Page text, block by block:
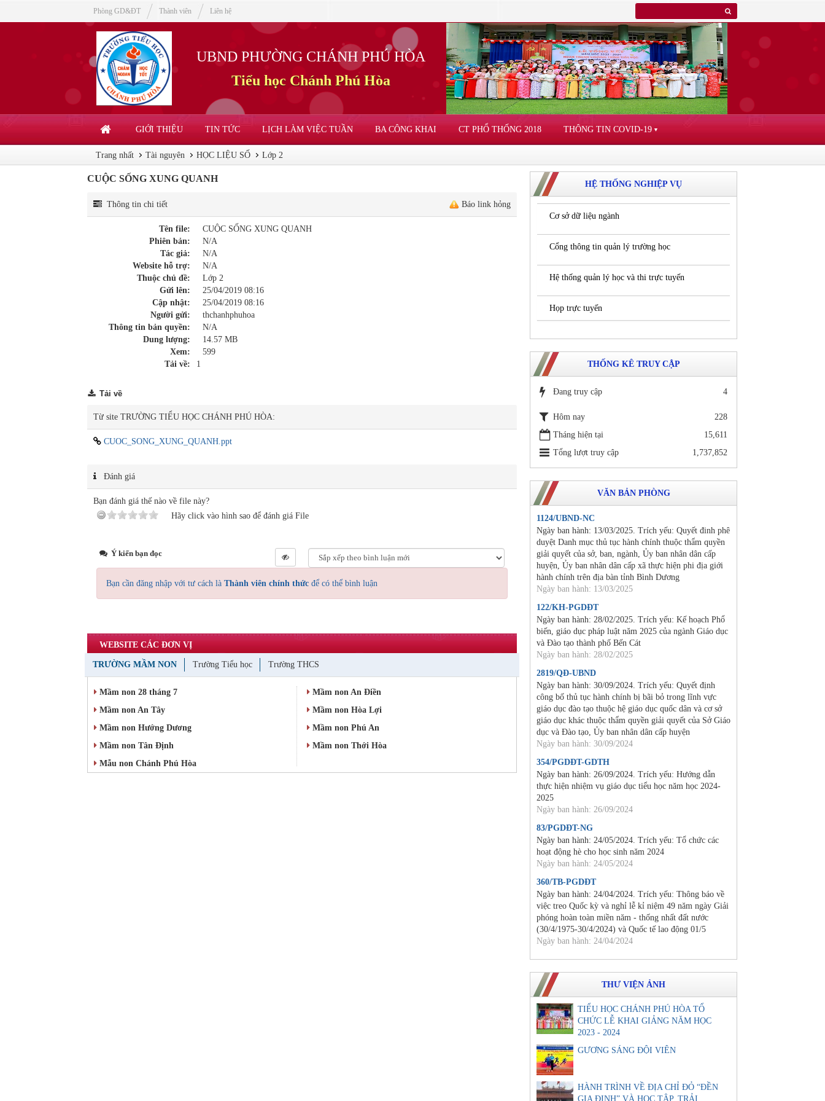
UBND PHƯỜNG CHÁNH PHÚ HÒA
Tiểu học Chánh Phú Hòa
GIỚI THIỆU TIN TỨC LỊCH LÀM VIỆC TUẦN BA CÔNG KHAI CT PHỔ THỐNG 2018 THÔNG TIN COVID-19 ▼
Phòng GD&ĐT Thành viên Liên hệ
Trang nhất Tài nguyên HỌC LIỆU SỐ Lớp 2
CUỘC SỐNG XUNG QUANH
Báo link hỏng
Thông tin chi tiết
Tên file:
CUỘC SỐNG XUNG QUANH
Phiên bản:
N/A
Tác giả:
N/A
Website hỗ trợ:
N/A
Thuộc chủ đề:
Lớp 2
Gửi lên:
25/04/2019 08:16
Cập nhật:
25/04/2019 08:16
Người gửi:
thchanhphuhoa
Thông tin bản quyền:
N/A
Dung lượng:
14.57 MB
Xem:
599
Tải về:
1
Tải về
Từ site TRƯỜNG TIỂU HỌC CHÁNH PHÚ HÒA:
CUOC_SONG_XUNG_QUANH.ppt
Đánh giá
Bạn đánh giá thế nào về file này?
Hãy click vào hình sao để đánh giá File
Ý kiến bạn đọc
Bạn cần đăng nhập với tư cách là Thành viên chính thức để có thể bình luận
WEBSITE CÁC ĐƠN VỊ
TRƯỜNG MẦM NON Trường Tiểu học Trường THCS
Mầm non 28 tháng 7
Mầm non An Điền
Mầm non An Tây
Mầm non Hòa Lợi
Mầm non Hướng Dương
Mầm non Phú An
Mầm non Tân Định
Mầm non Thới Hòa
Mẫu non Chánh Phú Hòa
HỆ THỐNG NGHIỆP VỤ
Cơ sở dữ liệu ngành
Cổng thông tin quản lý trường học
Hệ thống quản lý học và thi trực tuyến
Họp trực tuyến
THỐNG KÊ TRUY CẬP
Đang truy cập 4
Hôm nay
228
Tháng hiện tại
15,611
Tổng lượt truy cập
1,737,852
VĂN BẢN PHÒNG
1124/UBND-NC
Ngày ban hành: 13/03/2025. Trích yếu: Quyết đinh phê
duyệt Danh mục thủ tục hành chính thuộc thẩm quyền
giải quyết của sở, ban, ngành, Ủy ban nhân dân cấp
huyện, Ủy ban nhân dân cấp xã thực hiện phi địa giới
hành chính trên địa bàn tỉnh Bình Dương
Ngày ban hành: 13/03/2025
122/KH-PGDĐT
Ngày ban hành: 28/02/2025. Trích yếu: Kế hoạch Phổ
biến, giáo dục pháp luật năm 2025 của ngành Giáo dục
và Đào tạo thành phố Bến Cát
Ngày ban hành: 28/02/2025
2819/QĐ-UBND
Ngày ban hành: 30/09/2024. Trích yếu: Quyết định
công bố thủ tục hành chính bị bãi bỏ trong lĩnh vực
giáo dục đào tạo thuộc hệ giáo dục quốc dân và cơ sở
giáo dục khác thuộc thẩm quyền giải quyết của Sở Giáo
dục và Đào tạo, Ủy ban nhân dân cấp huyện
Ngày ban hành: 30/09/2024
354/PGDĐT-GDTH
Ngày ban hành: 26/09/2024. Trích yếu: Hướng dẫn
thực hiện nhiệm vụ giáo dục tiểu học năm học 2024-
2025
Ngày ban hành: 26/09/2024
83/PGDĐT-NG
Ngày ban hành: 24/05/2024. Trích yếu: Tổ chức các
hoạt động hè cho học sinh năm 2024
Ngày ban hành: 24/05/2024
360/TB-PGDĐT
Ngày ban hành: 24/04/2024. Trích yếu: Thông báo về
việc treo Quốc kỳ và nghỉ lễ kỉ niệm 49 năm ngày Giải
phóng hoàn toàn miền năm - thống nhất đất nước
(30/4/1975-30/4/2024) và Quốc tế lao động 01/5
Ngày ban hành: 24/04/2024
THƯ VIỆN ẢNH
TIỂU HỌC CHÁNH PHÚ HÒA TỔ
CHỨC LỄ KHAI GIẢNG NĂM HỌC
2023 - 2024
GƯƠNG SÁNG ĐỘI VIÊN
HÀNH TRÌNH VỀ ĐỊA CHỈ ĐỎ “ĐỀN
GIA ĐỊNH” VÀ HỌC TẬP, TRẢI